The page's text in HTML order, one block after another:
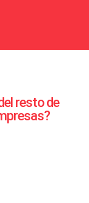
resto de